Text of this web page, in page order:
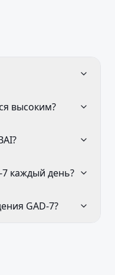
высоким?
каждый день?
GAD-7?